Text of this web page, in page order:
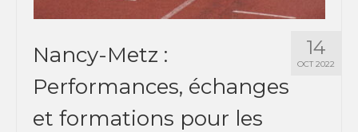
14
OCT 2022
Nancy-Metz :
Performances, échanges
et formations pour les